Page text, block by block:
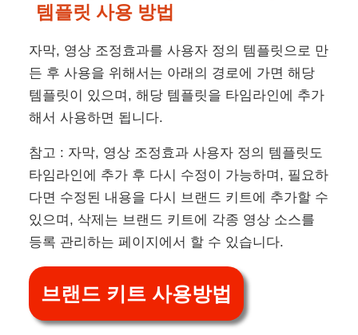
템플릿 사용 방법
자막, 영상 조정효과를 사용자 정의 템플릿으로 만
든 후 사용을 위해서는 아래의 경로에 가면 해당
템플릿이 있으며, 해당 템플릿을 타임라인에 추가
해서 사용하면 됩니다.
참고 : 자막, 영상 조정효과 사용자 정의 템플릿도
타임라인에 추가 후 다시 수정이 가능하며, 필요하
다면 수정된 내용을 다시 브랜드 키트에 추가할 수
있으며, 삭제는 브랜드 키트에 각종 영상 소스를
등록 관리하는 페이지에서 할 수 있습니다.
브랜드 키트 사용방법